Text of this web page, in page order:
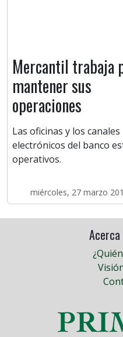
Mercantil trabaja
mantener sus
operaciones
Las oficinas y los canales
electrónicos del banco
operativos.
miércoles, 27 marzo